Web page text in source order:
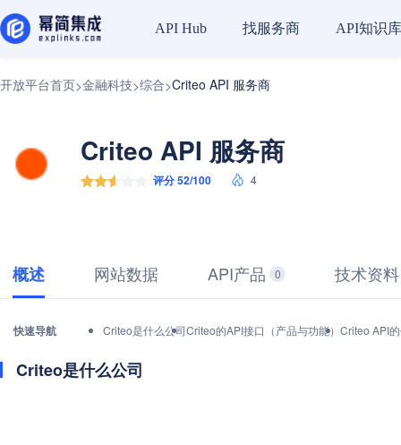
API Hub 找服务商 API知识库
开放平台首页>金融科技>综合>Criteo API 服务商
Criteo API 服务商
评分 52/100 4
概述 网站数据 API产品 0 技术资料
快速导航 Criteo是什么公司Criteo的API接口（产品与功能） Criteo API
Criteo是什么公司